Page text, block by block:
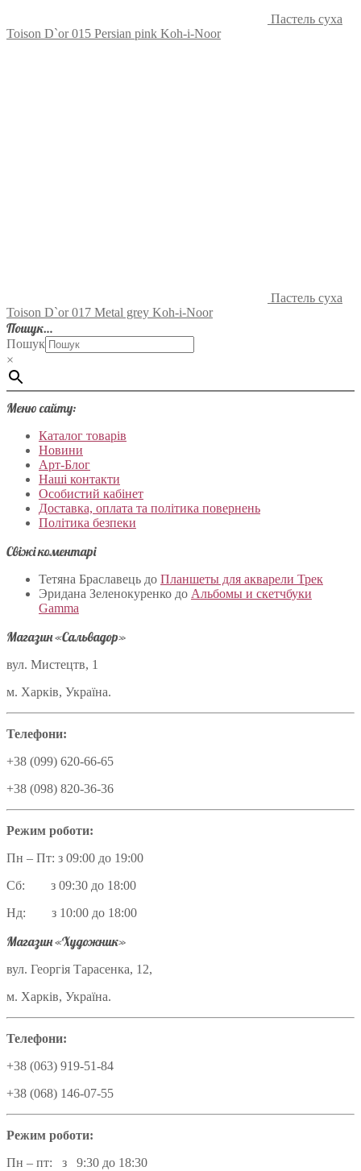
Пастель суха
Toison D`or 015 Persian pink Koh-i-Noor
Пастель суха
Toison D`or 017 Metal grey Koh-i-Noor
Пошук…
Пошук
×
Меню сайту:
Каталог товарів
Новини
Арт-Блог
Наші контакти
Особистий кабінет
Доставка, оплата та політика повернень
Політика безпеки
Свіжі коментарі
Тетяна Браславець до Планшеты для акварели Трек
Эридана Зеленокуренко до Альбомы и скетчбуки
Gamma
Магазин «Сальвадор»
вул. Мистецтв, 1
м. Харків, Україна.
Телефони:
+38 (099) 620-66-65
+38 (098) 820-36-36
Режим роботи:
Пн – Пт: з 09:00 до 19:00
Сб: з 09:30 до 18:00
Нд: з 10:00 до 18:00
Магазин «Художник»
вул. Георгія Тарасенка, 12,
м. Харків, Україна.
Телефони:
+38 (063) 919-51-84
+38 (068) 146-07-55
Режим роботи:
Пн – пт: з 9:30 до 18:30